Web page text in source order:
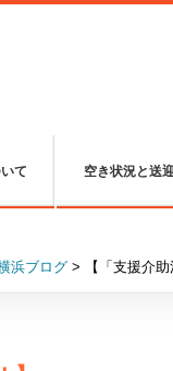
て 空き状況と送
浜ブログ > 【「支援介